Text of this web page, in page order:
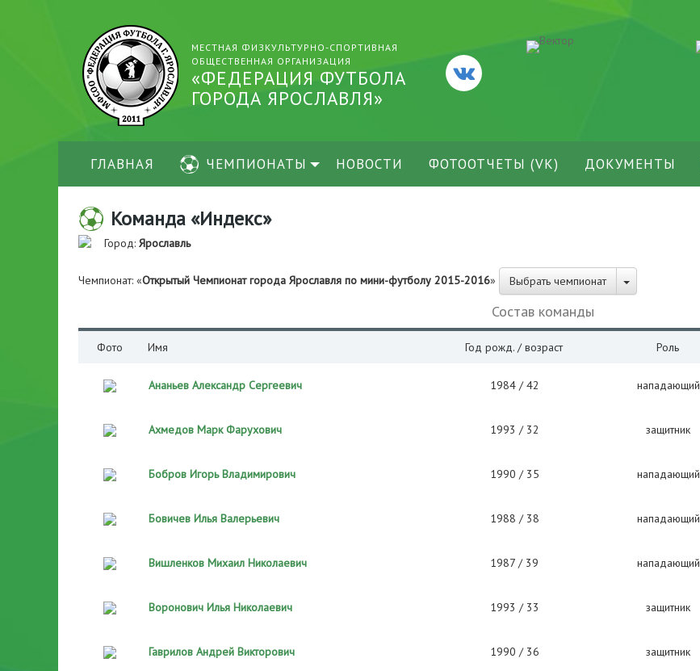
МЕСТНАЯ ФИЗКУЛЬТУРНО-СПОРТИВНАЯ
ОБЩЕСТВЕННАЯ ОРГАНИЗАЦИЯ
«ФЕДЕРАЦИЯ ФУТБОЛА
ГОРОДА ЯРОСЛАВЛЯ»
ГЛАВНАЯ ЧЕМПИОНАТЫ НОВОСТИ ФОТООТЧЕТЫ (VK) ДОКУМЕНТЫ
Команда «Индекс»
Город: Ярославль
Чемпионат: «Открытый Чемпионат города Ярославля по мини-футболу 2015-2016» Выбрать чемпионат
Состав команды
Фото Имя Год рожд. / возраст Роль
Ананьев Александр Сергеевич 1984 / 42 нападающий
Ахмедов Марк Фарухович 1993 / 32 защитник
Бобров Игорь Владимирович 1990 / 35 нападающий
Бовичев Илья Валерьевич 1988 / 38 нападающий
Вишленков Михаил Николаевич 1987 / 39 нападающий
Воронович Илья Николаевич 1993 / 33 защитник
Гаврилов Андрей Викторович 1990 / 36 защитник